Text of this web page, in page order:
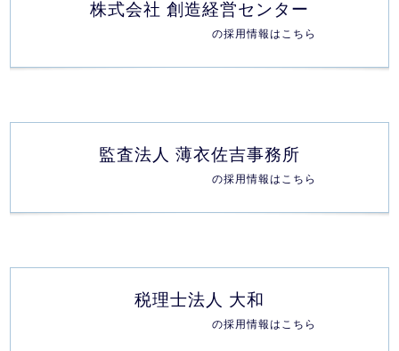
株式会社 創造経営センター
の採用情報はこちら
監査法人 薄衣佐吉事務所
の採用情報はこちら
税理士法人 大和
の採用情報はこちら